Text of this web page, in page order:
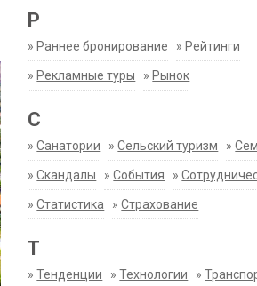
Р
» Раннее бронирование » Рейтинги
» Рекламные туры » Рынок
С
»Санатории »Сельский туризм »
»Скандалы »События »
»Статистика »Страхование
Т
»Тенденции »Технологии »